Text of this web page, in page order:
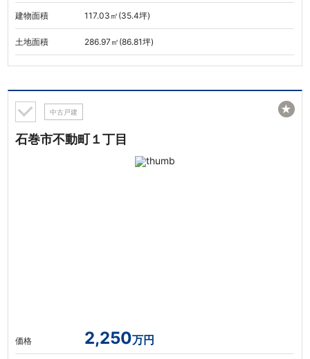
建物面積 117.03㎡(35.4坪)
土地面積 286.97㎡(86.81坪)
中古戸建
石巻市不動町１丁目
価格 2,250万円
★